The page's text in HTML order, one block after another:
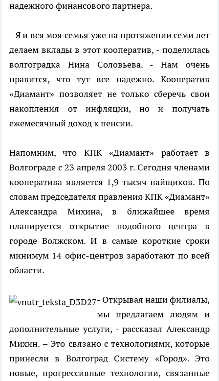
надежного финансового партнера.
- Я и вся моя семья уже на протяжении семи лет
делаем вклады в этот кооператив, - поделилась
волгоградка Нина Соловьева. - Нам очень
нравится, что тут все надежно. Кооператив
«Диамант» позволяет не только сберечь свои
накопления от инфляции, но и получать
ежемесячный доход к пенсии.
Напомним, что КПК «Диамант» работает в
Волгограде с 23 апреля 2003 г. Сегодня членами
кооператива является 1,9 тысяч пайщиков. По
словам председателя правления КПК «Диамант»
Александра Михина, в ближайшее время
планируется открытие подобного центра в
городе Волжском. И в самые короткие сроки
минимум 14 офис-центров заработают по всей
области.
- Открывая наши филиалы,
мы предлагаем людям и
дополнительные услуги, - рассказал Александр
Михин. – Это связано с технологиями, которые
принесли в Волгоград Систему «Город». Это
новые, прогрессивные технологии, связанные